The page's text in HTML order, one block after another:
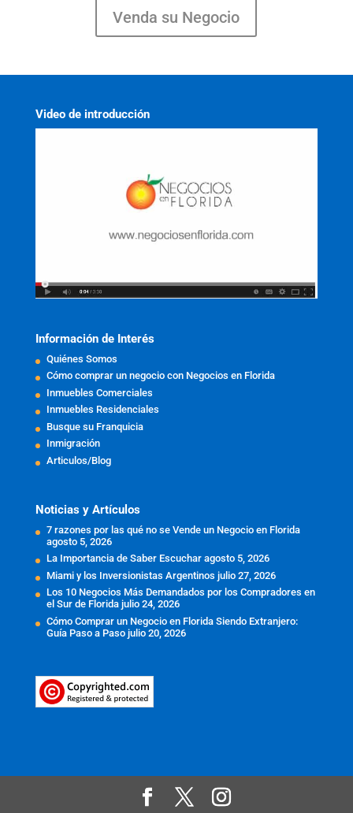
Venda su Negocio
Video de introducción
Información de Interés
Quiénes Somos
Cómo comprar un negocio con Negocios en Florida
Inmuebles Comerciales
Inmuebles Residenciales
Busque su Franquicia
Inmigración
Articulos/Blog
Noticias y Artículos
7 razones por las qué no se Vende un Negocio en Florida
agosto 5, 2026
La Importancia de Saber Escuchar agosto 5, 2026
Miami y los Inversionistas Argentinos julio 27, 2026
Los 10 Negocios Más Demandados por los Compradores en
el Sur de Florida julio 24, 2026
Cómo Comprar un Negocio en Florida Siendo Extranjero:
Guía Paso a Paso julio 20, 2026